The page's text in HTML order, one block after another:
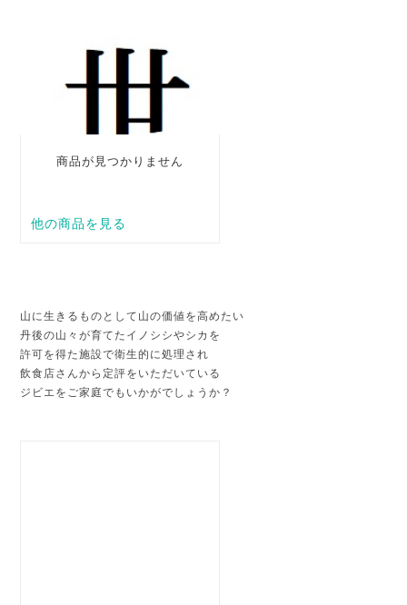
山に生きるものとして山の価値を高めたい
丹後の山々が育てたイノシシやシカを
許可を得た施設で衛生的に処理され
飲食店さんから定評をいただいている
ジビエをご家庭でもいかがでしょうか？